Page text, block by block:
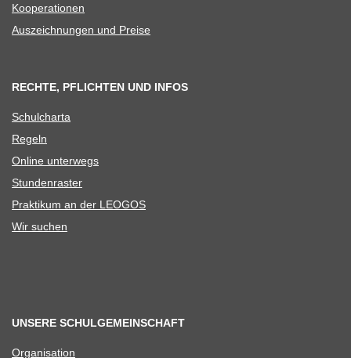
Koope­ra­tio­nen
Aus­zeich­nun­gen und Preise
RECHTE, PFLICHTEN UND INFOS
Schul­charta
Regeln
Online unter­wegs
Stun­den­ras­ter
Prak­ti­kum an der LEOGOS
Wir suchen
UNSERE SCHULGEMEINSCHAFT
Orga­ni­sa­tion